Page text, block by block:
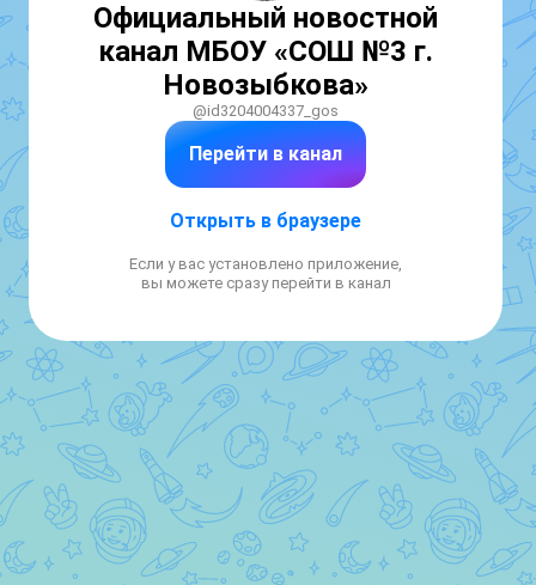
Официальный новостной
канал МБОУ «СОШ №3 г.
Новозыбкова»
@id3204004337_gos
Перейти в канал
Открыть в браузере
Если у вас установлено приложение,
вы можете сразу перейти в канал